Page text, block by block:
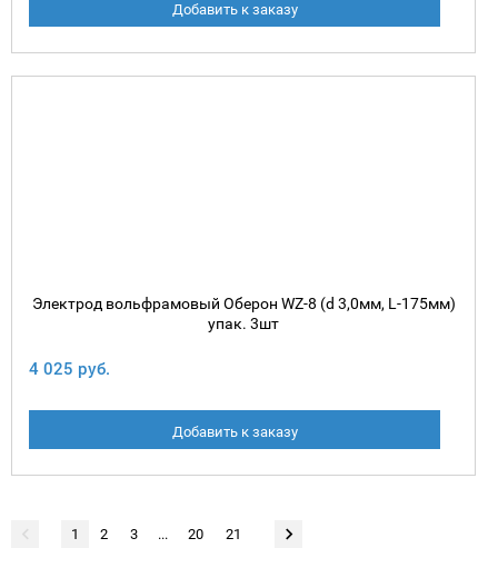
Добавить к заказу
Электрод вольфрамовый Оберон WZ-8 (d 3,0мм, L-175мм)
упак. 3шт
4 025 руб.
Добавить к заказу
1 2 3 ... 20 21